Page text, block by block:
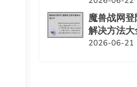
魔兽战网
解决方法大
2026-06-21